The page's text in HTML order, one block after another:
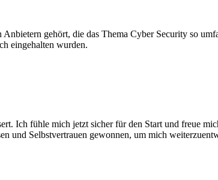
gehört, die das Thema Cyber Security so
eingehalten wurden.
Ich fühle mich jetzt sicher für den Start und freue
und Selbstvertrauen gewonnen, um mich